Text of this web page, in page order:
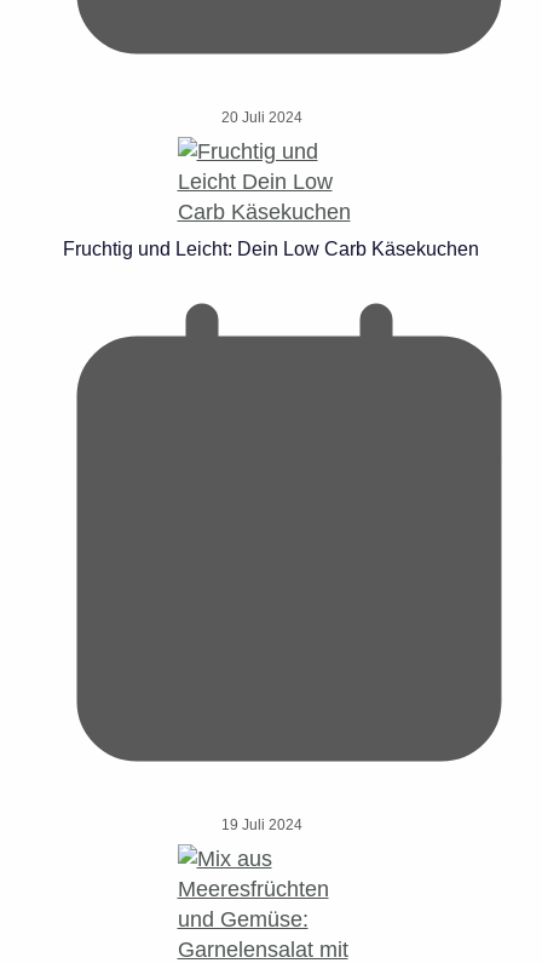
20 Juli 2024
Fruchtig und Leicht: Dein Low Carb Käsekuchen
19 Juli 2024